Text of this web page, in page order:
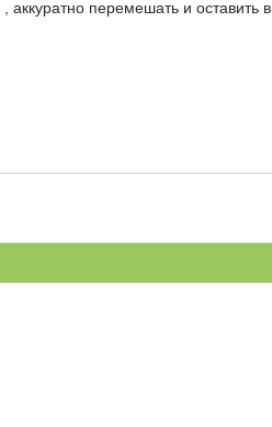
перемешать и оставить в